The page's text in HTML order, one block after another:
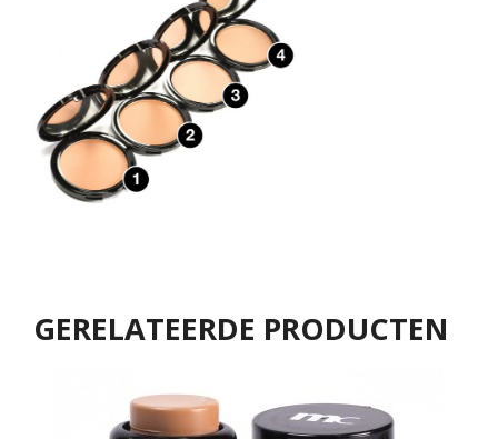
GERELATEERDE PRODUCTEN
Dit product heeft meerdere variaties.